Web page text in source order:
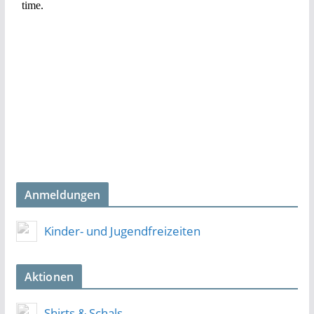
Anmeldungen
Kinder- und Jugendfreizeiten
Aktionen